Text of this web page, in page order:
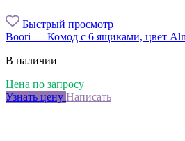
Быстрый просмотр
Boori — Комод с 6 ящиками, цвет
В наличии
Цена по запросу
Узнать цену Написать